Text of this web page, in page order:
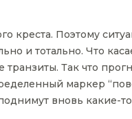
креста. Поэтому
и тотально. Что
Так что
маркер
вновь какие-